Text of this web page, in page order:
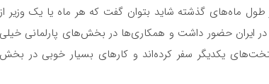
طول ماه‌های گذشته شاید بتوان گفت که هر ماه یا یک وزیر از
در ایران حضور داشت و همکاری‌ها در بخش‌های پارلمانی خیلی
یکدیگر سفر کرده‌اند و کارهای بسیار خوبی در بخش